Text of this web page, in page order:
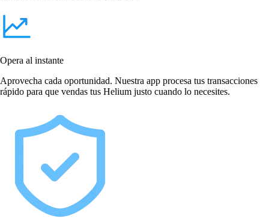
Opera al instante
Aprovecha cada oportunidad. Nuestra app procesa tus transacciones
rápido para que vendas tus Helium justo cuando lo necesites.